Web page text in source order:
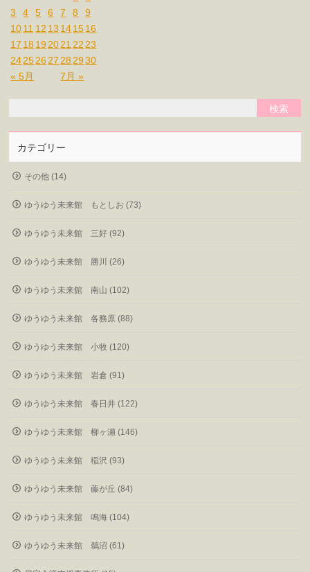
« 5月 7月 »
3
4 5 6 7 8
9
1011 12 13 141516
17 18 19 2021 22 23
242526 27 28 29 30
カテゴリー
その他 (14)
ゆうゆう未来館 もとしお (73)
ゆうゆう未来館 三好 (92)
ゆうゆう未来館 勝川 (26)
ゆうゆう未来館 南山 (102)
ゆうゆう未来館 各務原 (88)
ゆうゆう未来館 小牧 (120)
ゆうゆう未来館 岩倉 (91)
ゆうゆう未来館 春日井 (122)
ゆうゆう未来館 柳ヶ瀬 (146)
ゆうゆう未来館 稲沢 (93)
ゆうゆう未来館 藤が丘 (84)
ゆうゆう未来館 鳴海 (104)
ゆうゆう未来館 鵜沼 (61)